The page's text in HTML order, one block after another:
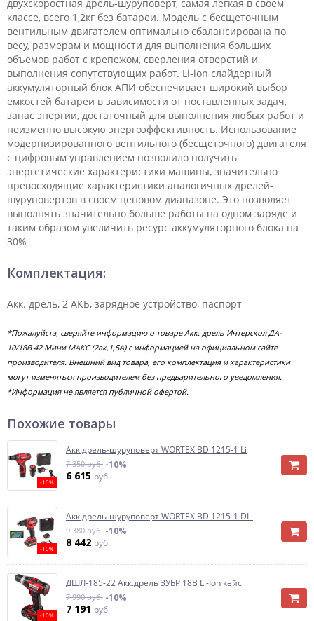
двухскоростная дрель-шуруповерт, самая легкая в своем
классе, всего 1,2кг без батареи. Модель с бесщеточным
вентильным двигателем оптимально сбалансирована по
весу, размерам и мощности для выполнения больших
объемов работ с крепежом, сверления отверстий и
выполнения сопутствующих работ. Li-ion слайдерный
аккумуляторный блок АПИ обеспечивает широкий выбор
емкостей батареи в зависимости от поставленных задач,
запас энергии, достаточный для выполнения любых работ и
неизменно высокую энергоэффективность. Использование
модернизированного вентильного (бесщеточного) двигателя
с цифровым управлением позволило получить
энергетические характеристики машины, значительно
превосходящие характеристики аналогичных дрелей-
шуруповертов в своем ценовом диапазоне. Это позволяет
выполнять значительно больше работы на одном заряде и
таким образом увеличить ресурс аккумуляторного блока на
30%
Комплектация:
Акк. дрель, 2 АКБ, зарядное устройство, паспорт
*Пожалуйста, сверяйте информацию о товаре Акк. дрель Интерскол ДА-
10/18В 42 Мини МАКС (2ак,1,5А) с информацией на официальном сайте
производителя. Внешний вид товара, его комплектация и характеристики
могут изменяться производителем без предварительного уведомления.
*Информация не является публичной офертой.
Похожие товары
-10%
Акк.дрель-шуруповерт WORTEX BD 1215-1 Li
7 350 руб. -10%
6 615 руб.
-10%
Акк.дрель-шуруповерт WORTEX BD 1215-1 DLi
9 380 руб. -10%
8 442 руб.
-10%
ДШЛ-185-22 Акк.дрель ЗУБР 18В Li-Ion кейс
7 990 руб. -10%
7 191 руб.